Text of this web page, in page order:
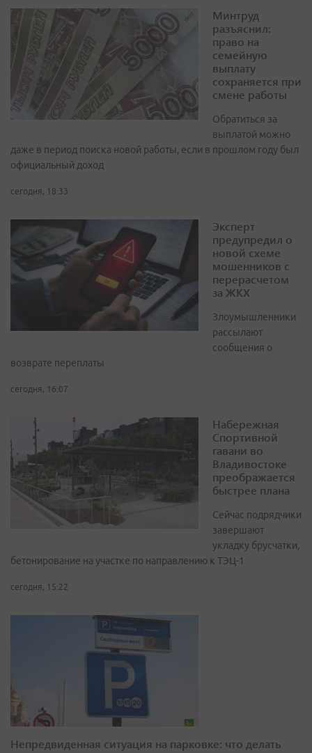
Минтруд
разъяснил:
право на
семейную
выплату
сохраняется при
смене работы
Обратиться за
выплатой можно
даже в период поиска новой работы, если в прошлом году был
официальный доход
сегодня, 18:33
Эксперт
предупредил о
новой схеме
мошенников с
перерасчетом
за ЖКХ
Злоумышленники
рассылают
сообщения о
возврате переплаты
сегодня, 16:07
Набережная
Спортивной
гавани во
Владивостоке
преображается
быстрее плана
Сейчас подрядчики
завершают
укладку брусчатки,
бетонирование на участке по направлению к ТЭЦ-1
сегодня, 15:22
Непредвиденная ситуация на парковке: что делать